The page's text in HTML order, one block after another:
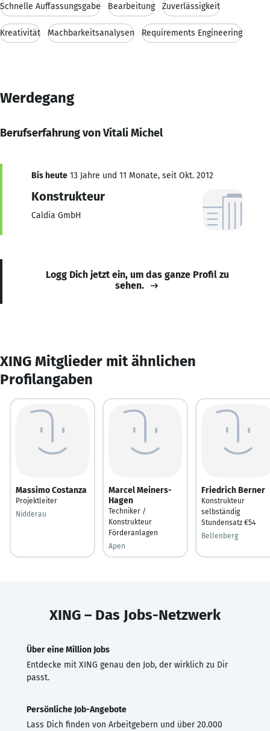
Schnelle Auffassungsgabe Bearbeitung Zuverlässigkeit
Kreativität Machbarkeitsanalysen Requirements Engineering
Werdegang
Berufserfahrung von Vitali Michel
Bis heute 13 Jahre und 11 Monate, seit Okt. 2012
Konstrukteur
Caldia GmbH
Logg Dich jetzt ein, um das ganze Profil zu
sehen.
XING Mitglieder mit ähnlichen
Profilangaben
Massimo Costanza
Projektleiter
Nidderau
Marcel Meiners-
Hagen
Techniker /
Konstrukteur
Förderanlagen
Apen
Friedrich Berner
Konstrukteur
selbständig
Stundensatz €54
Bellenberg
XING – Das Jobs-Netzwerk
Über eine Million Jobs
Entdecke mit XING genau den Job, der wirklich zu Dir
passt.
Persönliche Job-Angebote
Lass Dich finden von Arbeitgebern und über 20.000